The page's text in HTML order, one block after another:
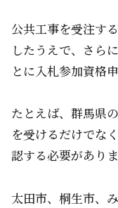
公共工事を受注す
したうえで、さら
とに入札参加資格
たとえば、群馬県
を受けるだけでな
認する必要がありま
太田市、桐生市、